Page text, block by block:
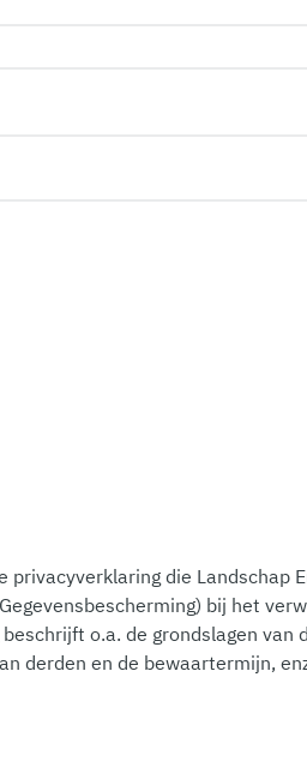
privacyverklaring die Landschap
bij het
o.a. de grondslagen van
derden en de bewaartermijn,